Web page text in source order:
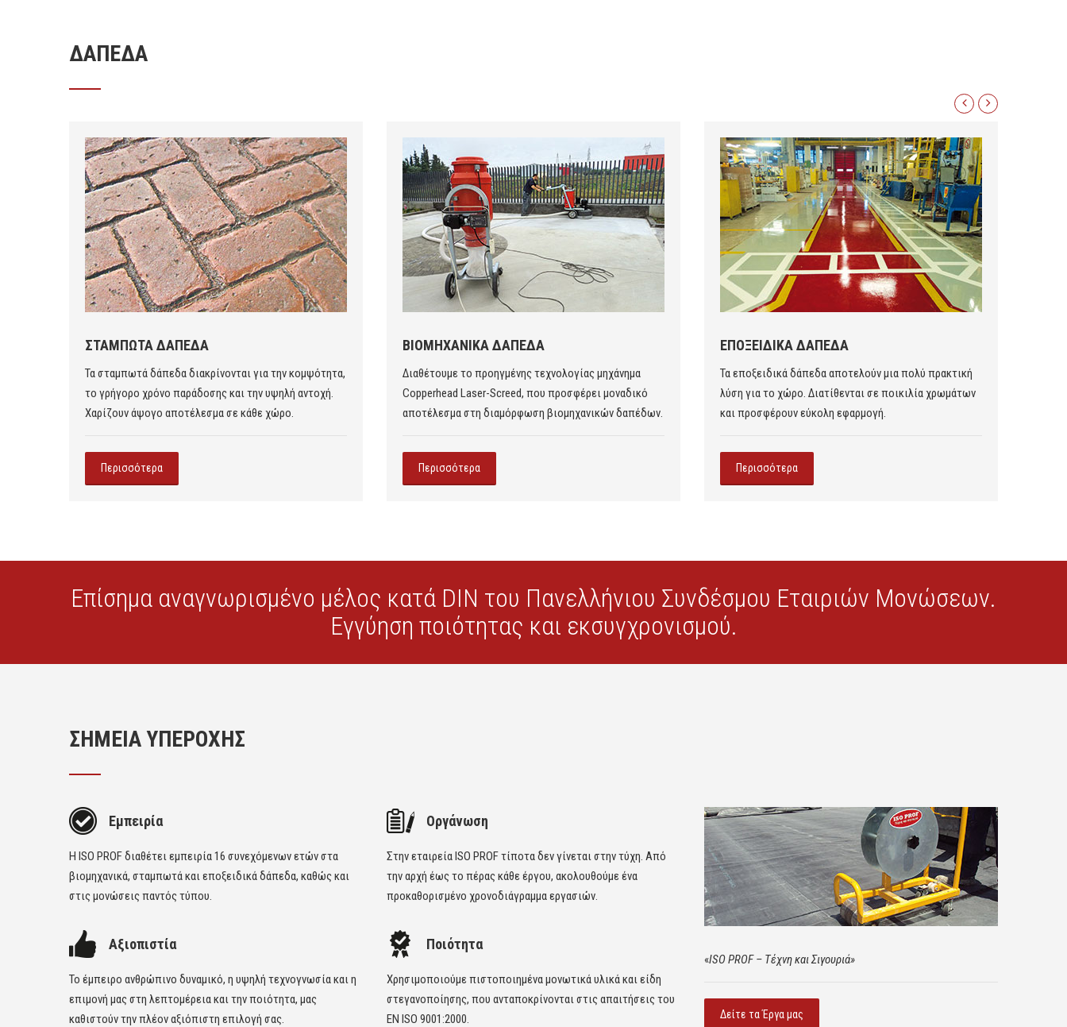
ΔΑΠΕΔΑ
ΣΤΑΜΠΩΤΑ ΔΑΠΕΔΑ
Τα σταμπωτά δάπεδα διακρίνονται για την κομψότητα,
το γρήγορο χρόνο παράδοσης και την υψηλή αντοχή.
Χαρίζουν άψογο αποτέλεσμα σε κάθε χώρο.
Περισσότερα
ΒΙΟΜΗΧΑΝΙΚΑ ΔΑΠΕΔΑ
Διαθέτουμε το προηγμένης τεχνολογίας μηχάνημα
Copperhead Laser-Screed, που προσφέρει μοναδικό
αποτέλεσμα στη διαμόρφωση βιομηχανικών δαπέδων.
Περισσότερα
ΕΠΟΞΕΙΔΙΚΑ ΔΑΠΕΔΑ
Τα εποξειδικά δάπεδα αποτελούν μια πολύ πρακτική
λύση για το χώρο. Διατίθενται σε ποικιλία χρωμάτων
και προσφέρουν εύκολη εφαρμογή.
Περισσότερα
Επίσημα αναγνωρισμένο μέλος κατά DIN του Πανελλήνιου Συνδέσμου Εταιριών Μονώσεων.
Εγγύηση ποιότητας και εκσυγχρονισμού.
ΣΗΜΕΙΑ ΥΠΕΡΟΧΗΣ
Εμπειρία
Η ISO PROF διαθέτει εμπειρία 16 συνεχόμενων ετών στα
βιομηχανικά, σταμπωτά και εποξειδικά δάπεδα, καθώς και
στις μονώσεις παντός τύπου.
Αξιοπιστία
Το έμπειρο ανθρώπινο δυναμικό, η υψηλή τεχνογνωσία και η
επιμονή μας στη λεπτομέρεια και την ποιότητα, μας
καθιστούν την πλέον αξιόπιστη επιλογή σας.
Οργάνωση
Στην εταιρεία ISO PROF τίποτα δεν γίνεται στην τύχη. Από
την αρχή έως το πέρας κάθε έργου, ακολουθούμε ένα
προκαθορισμένο χρονοδιάγραμμα εργασιών.
Ποιότητα
Χρησιμοποιούμε πιστοποιημένα μονωτικά υλικά και είδη
στεγανοποίησης, που ανταποκρίνονται στις απαιτήσεις του
EN ISO 9001:2000.
«ISO PROF – Τέχνη και Σιγουριά»
Δείτε τα Έργα μας